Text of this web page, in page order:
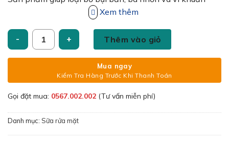
trên da, đồng thời duy trì độ ẩm cần thiết, không gây khô
(Việt Nam) – thương hiệu nổi bật với các sản phẩm ứng
dụng công nghệ Nano Curcumin trong chăm sóc da mụn.
Xem thêm
Decumar Gel Anti-acne Oil Control 50g số lượng
Thêm vào giỏ
Mua ngay
Kiểm Tra Hàng Trước Khi Thanh Toán
Gọi đặt mua: 0567.002.002 (Tư vấn miễn phí)
Danh mục: Sữa rửa mặt